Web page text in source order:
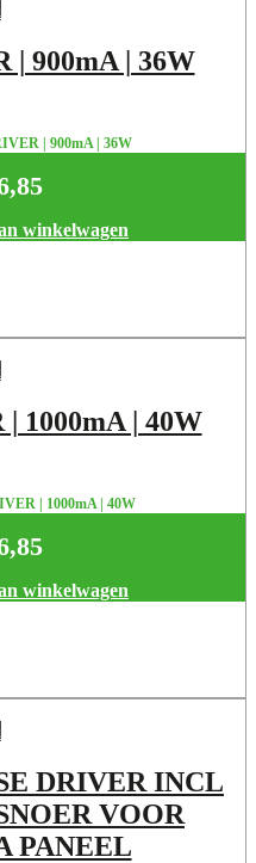
| 900mA | 36W
| 900mA | 36W
winkelwagen
1000mA | 40W
| 1000mA | 40W
winkelwagen
DRIVER INCL
VOOR
PANEEL